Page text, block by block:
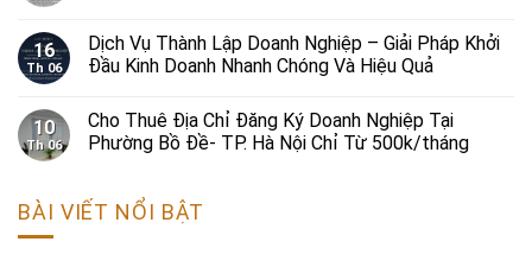
16
Th 06
Dịch Vụ Thành Lập Doanh Nghiệp – Giải Pháp Khởi
Đầu Kinh Doanh Nhanh Chóng Và Hiệu Quả
10
Th 06
Cho Thuê Địa Chỉ Đăng Ký Doanh Nghiệp Tại
Phường Bồ Đề- TP. Hà Nội Chỉ Từ 500k/tháng
BÀI VIẾT NỔI BẬT